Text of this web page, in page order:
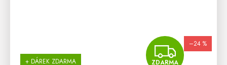
+ DÁREK ZDARMA ZDARMA
–24 %